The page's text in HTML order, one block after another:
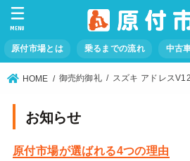
原付市場とは 乗るまでの流れ 中古
MENU
HOME 御売約御礼 スズキ アドレス
お知らせ
原付市場が選ばれる4つの理由